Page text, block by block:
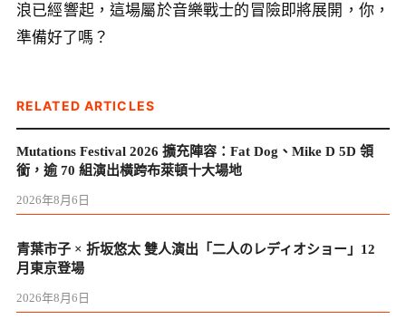
浪已經響起，這場屬於音樂戰士的冒險即將展開，你，
準備好了嗎？
RELATED ARTICLES
Mutations Festival 2026 擴充陣容：Fat Dog、Mike D 5D 領
銜，逾 70 組演出橫跨布萊頓十大場地
2026年8月6日
青葉市子 × 折坂悠太 雙人演出「二人のレディオショー」12
月東京登場
2026年8月6日